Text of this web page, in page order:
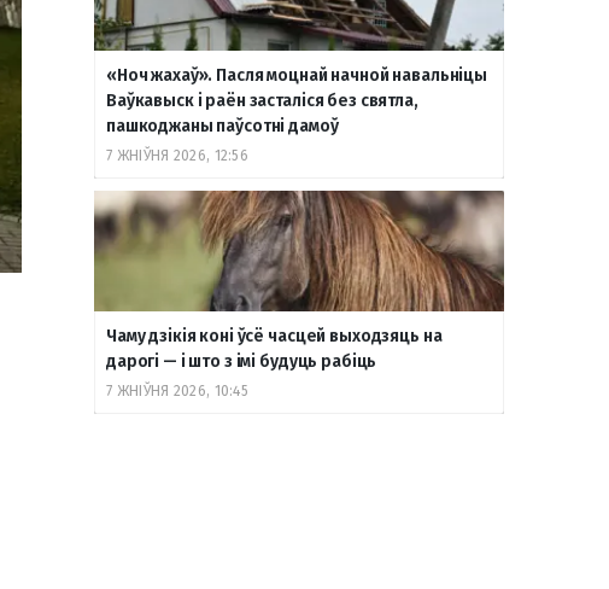
«Ноч жахаў». Пасля моцнай начной навальніцы
Ваўкавыск і раён засталіся без святла,
пашкоджаны паўсотні дамоў
7 ЖНІЎНЯ 2026, 12:56
Чаму дзікія коні ўсё часцей выходзяць на
дарогі — і што з імі будуць рабіць
7 ЖНІЎНЯ 2026, 10:45